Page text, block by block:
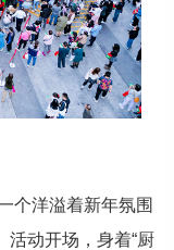
个洋溢着新年氛围
活动开场，身着“厨